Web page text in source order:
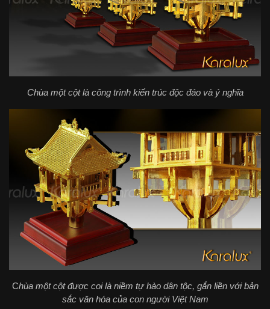
Chùa một cột là công trình kiến trúc độc đáo và ý nghĩa
Chùa một cột được coi là niềm tự hào dân tộc, gắn liền với bản
sắc văn hóa của con người Việt Nam